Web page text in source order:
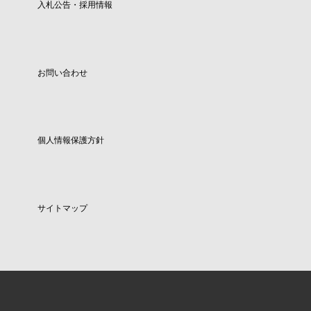
入札公告・採用情報
お問い合わせ
個人情報保護方針
サイトマップ